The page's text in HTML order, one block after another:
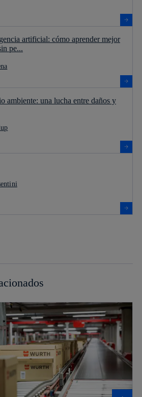
artificial: cómo aprender mejor
pe...
ambiente: una lucha entre daños y